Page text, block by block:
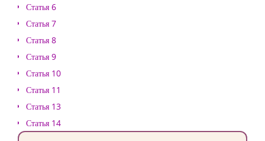
Статья 6
Статья 7
Статья 8
Статья 9
Статья 10
Статья 11
Статья 13
Статья 14